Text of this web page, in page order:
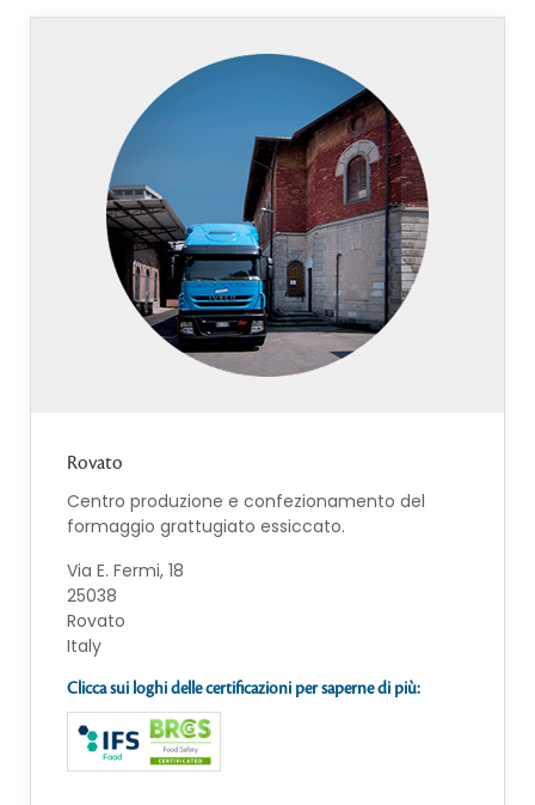
Rovato
Centro produzione e confezionamento del
formaggio grattugiato essiccato.
Via E. Fermi, 18
25038
Rovato
Italy
Clicca sui loghi delle certificazioni per saperne di più: